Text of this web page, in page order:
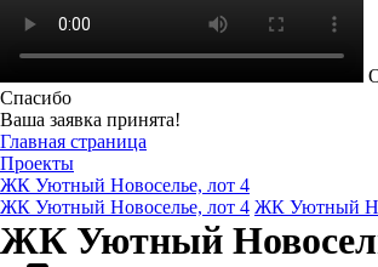
Спасибо
Ваша заявка принята!
Главная страница
Проекты
ЖК Уютный Новоселье, лот 4
ЖК Уютный Новоселье, лот 4 ЖК Уютный
ЖК Уютный